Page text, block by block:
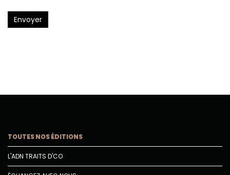
Envoyer
TOUTES NOS ÉDITIONS
L'ADN TRAITS D'CO